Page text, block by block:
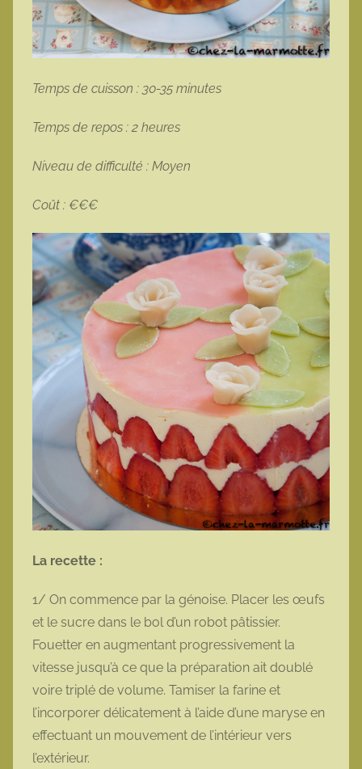
Temps de cuisson : 30-35 minutes
Temps de repos : 2 heures
Niveau de difficulté : Moyen
Coût : €€€
La recette :
1/ On commence par la génoise. Placer les œufs
et le sucre dans le bol d’un robot pâtissier.
Fouetter en augmentant progressivement la
vitesse jusqu’à ce que la préparation ait doublé
voire triplé de volume. Tamiser la farine et
l’incorporer délicatement à l’aide d’une maryse en
effectuant un mouvement de l’intérieur vers
l’extérieur.